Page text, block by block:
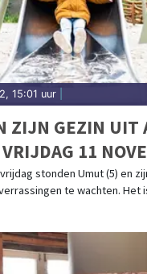
15:01 uur
ZIJN GEZIN UIT
11
stonden Umut (5) en
te wachten. Het